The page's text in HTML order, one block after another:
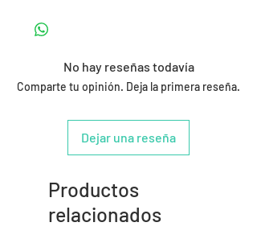
No hay reseñas todavía
Comparte tu opinión. Deja la primera reseña.
Dejar una reseña
Productos
relacionados